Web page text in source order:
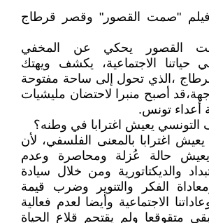
فيلم "صمت القصور" وقصر قرطاج
القصور يحكي عن المخفي
الاجتماعية، يكشف ويهتك
،الذي تحول إلى ساحة مفتوحة
أصبح منبرا لاحتضان مليشيات
أعداء تونس.
التونسي يعيش اغترابا في وطنه؟
اغترابا بالمعنى الفلسفي، لأن
يعيش حالة عُزلة ومحاصرة وعدم
والديكتاتورية ومن خلال سيادة
الفكر والتنوير وضرب قيمة
الاجتماعية وأيضا لعدم فعالية
متقوقعا ولم يقتحم قلاع الحياة